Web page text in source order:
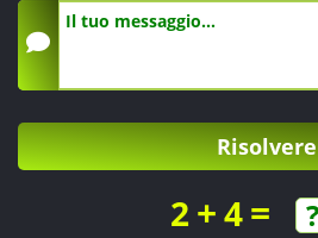
Risolvere
2 +4=